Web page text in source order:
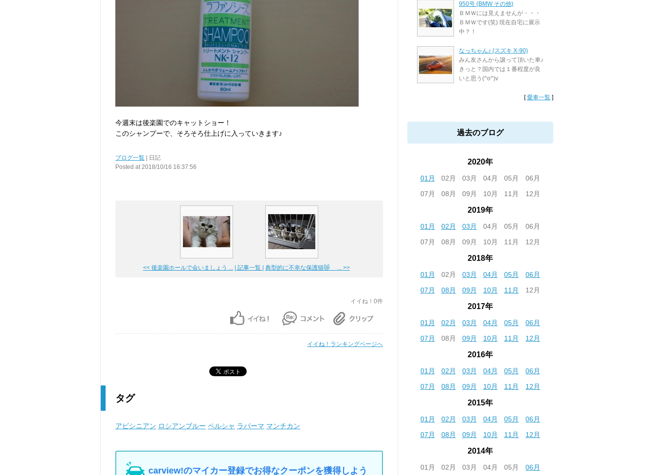
今週末は後楽園でのキャットショー！
このシャンプーで、そろそろ仕上げに入っていきます♪
ブログ一覧 | 日記
Posted at 2018/10/16 16:37:56
<< 後楽園ホールで会いましょう ... | 記事一覧 | 典型的に不幸な保護猫😿 ... >>
イイね！0件
イイね！ランキングページへ
タグ
アビシニアン ロシアンブルー ペルシャ ラパーマ マンチカン
carview!のマイカー登録でお得なクーポンを獲得しよう
950号 (BMW その他)
ＢＭＷには見えませんが・・・
ＢＭＷです(笑) 現在自宅に展示
中？！
なっちゃん♪ (スズキ X-90)
みん友さんから譲って頂いた車♪
きっと？国内では１番程度が良
いと思う(^o^)v
[愛車一覧 ]
過去のブログ
2020年
01月 02月 03月 04月 05月
06月
07月
08月 09月 10月 11月 12月
2019年
01月 02月 03月 04月 05月
06月
07月
08月 09月 10月 11月 12月
2018年
01月 02月 03月 04月 05月
06月
07月
08月 09月 10月 11月 12月
2017年
01月 02月 03月 04月 05月
06月
07月
08月 09月 10月 11月 12月
2016年
01月 02月 03月 04月 05月
06月
07月
08月 09月 10月 11月 12月
2015年
01月 02月 03月 04月 05月
06月
07月
08月 09月 10月 11月 12月
2014年
01月 02月 03月 04月 05月 06月